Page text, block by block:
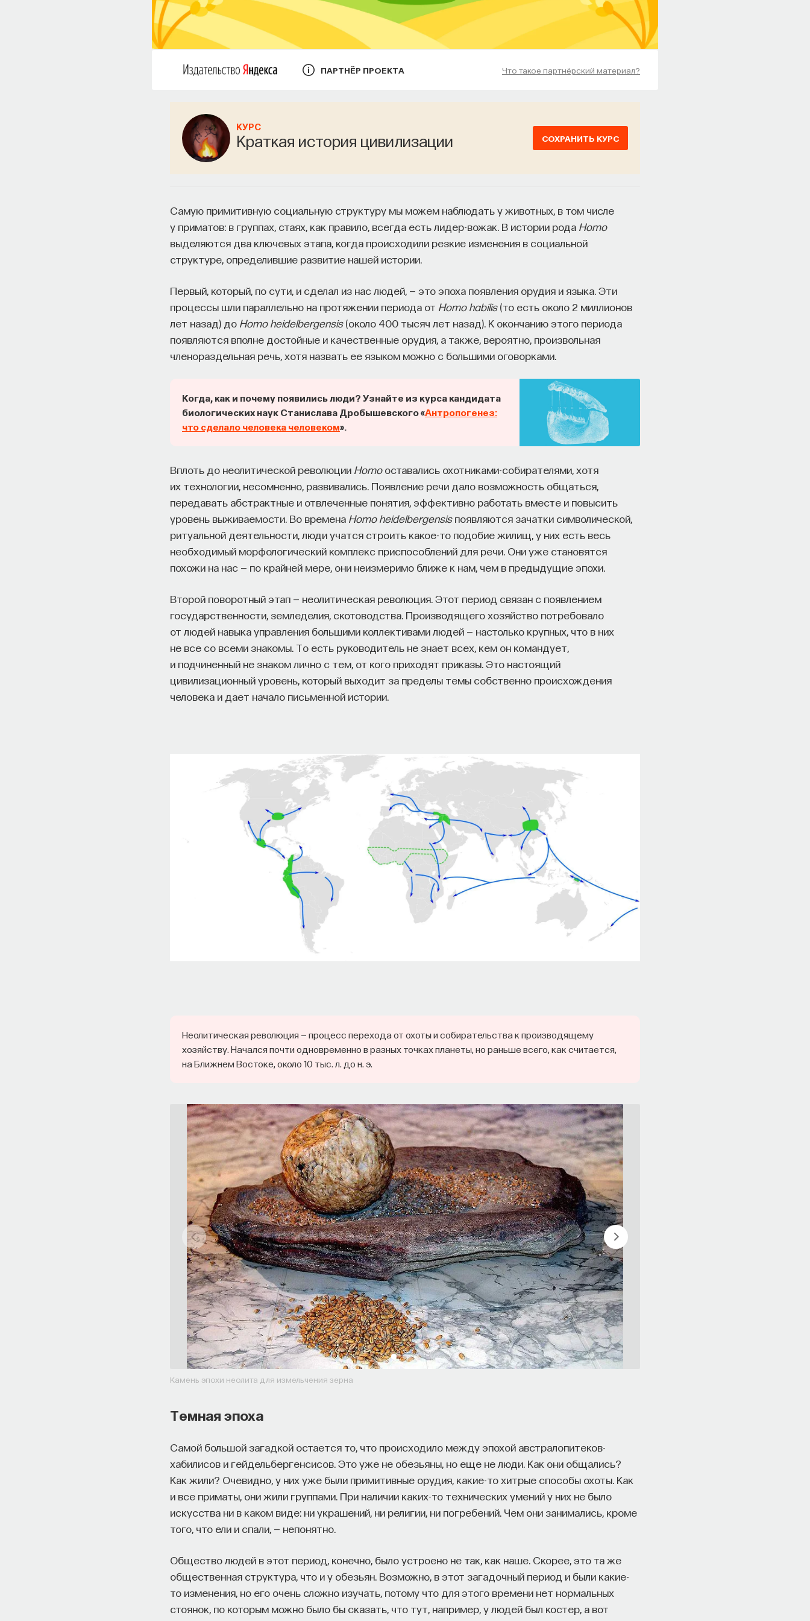
ПАРТНЁР ПРОЕКТА Что такое партнёрский материал?
КУРС
Краткая история цивилизации СОХРАНИТЬ КУРС
Самую примитивную социальную структуру мы можем наблюдать у животных, в том числе
у приматов: в группах, стаях, как правило, всегда есть лидер-вожак. В истории рода Homo
выделяются два ключевых этапа, когда происходили резкие изменения в социальной
структуре, определившие развитие нашей истории.
Первый, который, по сути, и сделал из нас людей, — это эпоха появления орудия и языка. Эти
процессы шли параллельно на протяжении периода от Homo habilis(то есть около 2 миллионов
лет назад) до Homo heidelbergensis(около 400 тысяч лет назад). К окончанию этого периода
появляются вполне достойные и качественные орудия, а также, вероятно, произвольная
членораздельная речь, хотя назвать ее языком можно с большими оговорками.
Когда, как и почему появились люди? Узнайте из курса кандидата
биологических наук Станислава Дробышевского «Антропогенез:
что сделало человека человеком».
Вплоть до неолитической революции Homoоставались охотниками-собирателями, хотя
их технологии, несомненно, развивались. Появление речи дало возможность общаться,
передавать абстрактные и отвлеченные понятия, эффективно работать вместе и повысить
уровень выживаемости. Во времена Homo heidelbergensisпоявляются зачатки символической,
ритуальной деятельности, люди учатся строить какое-то подобие жилищ, у них есть весь
необходимый морфологический комплекс приспособлений для речи. Они уже становятся
похожи на нас — по крайней мере, они неизмеримо ближе к нам, чем в предыдущие эпохи.
Второй поворотный этап — неолитическая революция. Этот период связан с появлением
государственности, земледелия, скотоводства. Производящего хозяйство потребовало
от людей навыка управления большими коллективами людей — настолько крупных, что в них
не все со всеми знакомы. То есть руководитель не знает всех, кем он командует,
и подчиненный не знаком лично с тем, от кого приходят приказы. Это настоящий
цивилизационный уровень, который выходит за пределы темы собственно происхождения
человека и дает начало письменной истории.
Неолитическая революция — процесс перехода от охоты и собирательства к производящему
хозяйству. Начался почти одновременно в разных точках планеты, но раньше всего, как считается,
на Ближнем Востоке, около 10 тыс. л. до н. э.
Камень эпохи неолита для измельчения зерна
Темная эпоха
Самой большой загадкой остается то, что происходило между эпохой австралопитеков-
хабилисов и гейдельбергенсисов. Это уже не обезьяны, но еще не люди. Как они общались?
Как жили? Очевидно, у них уже были примитивные орудия, какие-то хитрые способы охоты. Как
и все приматы, они жили группами. При наличии каких-то технических умений у них не было
искусства ни в каком виде: ни украшений, ни религии, ни погребений. Чем они занимались, кроме
того, что ели и спали, — непонятно.
Общество людей в этот период, конечно, было устроено не так, как наше. Скорее, это та же
общественная структура, что и у обезьян. Возможно, в этот загадочный период и были какие-
то изменения, но его очень сложно изучать, потому что для этого времени нет нормальных
стоянок, по которым можно было бы сказать, что тут, например, у людей был костер, а вот